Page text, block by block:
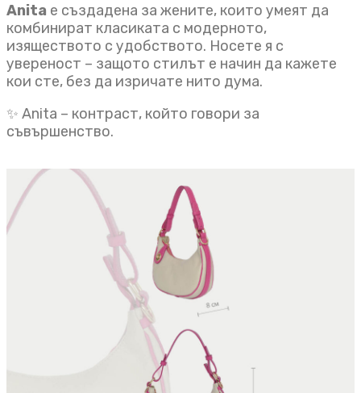
Anita е създадена за жените, които умеят да
комбинират класиката с модерното,
изяществото с удобството. Носете я с
увереност – защото стилът е начин да кажете
кои сте, без да изричате нито дума.
✨ Anita – контраст, който говори за
съвършенство.